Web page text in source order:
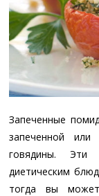
Запеченные
запеченной
говядины. Эти
диетическим
тогда вы